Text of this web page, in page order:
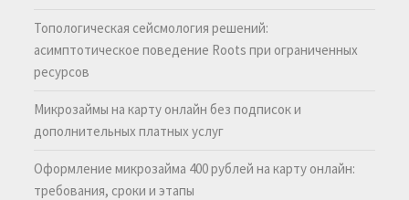
Топологическая сейсмология решений:
асимптотическое поведение Roots при ограниченных
ресурсов
Микрозаймы на карту онлайн без подписок и
дополнительных платных услуг
Оформление микрозайма 400 рублей на карту онлайн:
требования, сроки и этапы